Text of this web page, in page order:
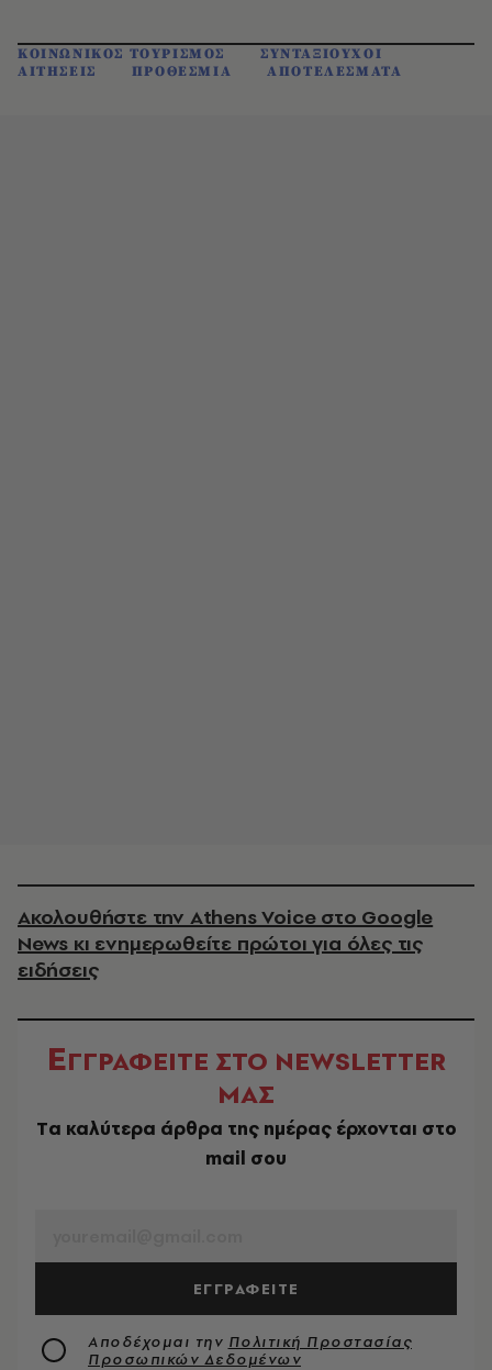
ΚΟΙΝΩΝΙΚΟΣ ΤΟΥΡΙΣΜΟΣ
ΣΥΝΤΑΞΙΟΥΧΟΙ
ΑΙΤΗΣΕΙΣ
ΠΡΟΘΕΣΜΙΑ ΑΠΟΤΕΛΕΣΜΑΤΑ
Ακολουθήστε την Athens Voice στο Google
News κι ενημερωθείτε πρώτοι για όλες τις
ειδήσεις
ΕΓΓΡΑΦΕΙΤΕ ΣΤΟ NEWSLETTER
ΜΑΣ
Tα καλύτερα άρθρα της ημέρας έρχονται στο
mail σου
ΕΓΓΡΑΦΕΙΤΕ
Αποδέχομαι την Πολιτική Προστασίας
Προσωπικών Δεδομένων